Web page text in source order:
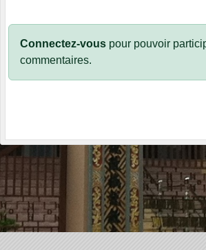
Connectez-vous pour pouvoir
commentaires.